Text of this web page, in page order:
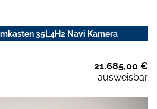
35L4H2 Navi Kamera
21.685,00 €
ausweisbar